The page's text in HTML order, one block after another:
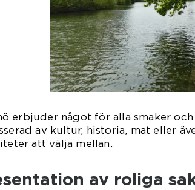
erbjuder något för alla smaker
av kultur, historia, mat eller
att välja mellan.
av roliga